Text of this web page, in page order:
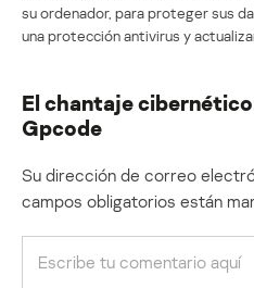
su ordenador, para proteger sus
una protección antivirus y
El chantaje
Gpcode
Su dirección de correo
campos obligatorios están